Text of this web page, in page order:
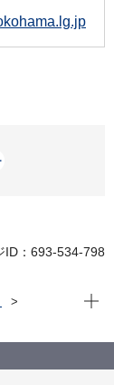
ID：693-534-798
地消サポー
現在